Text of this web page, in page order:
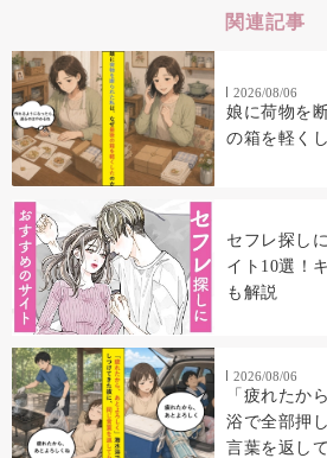
関連記事
2026/08/06
娘に荷物を
の箱を軽く
セフレ探し
イト10選！
も解説
2026/08/06
「疲れたか
浴で全部押
言葉を返し